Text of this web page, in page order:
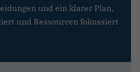
und ein klarer Plan,
und Ressourcen fokussiert